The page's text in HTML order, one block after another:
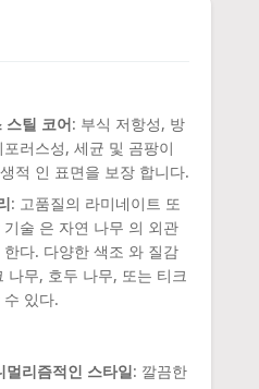
스틸 코어: 부식 저항성, 방
러스성, 세균 및 곰팡이
적 인 표면을 보장 합니다.
: 고품질의 라미네이트 또
술 은 자연 나무 의 외관
다. 다양한 색조 와 질감
나무, 호두 나무, 또는 티크
있다.
멀리즘적인 스타일: 깔끔한